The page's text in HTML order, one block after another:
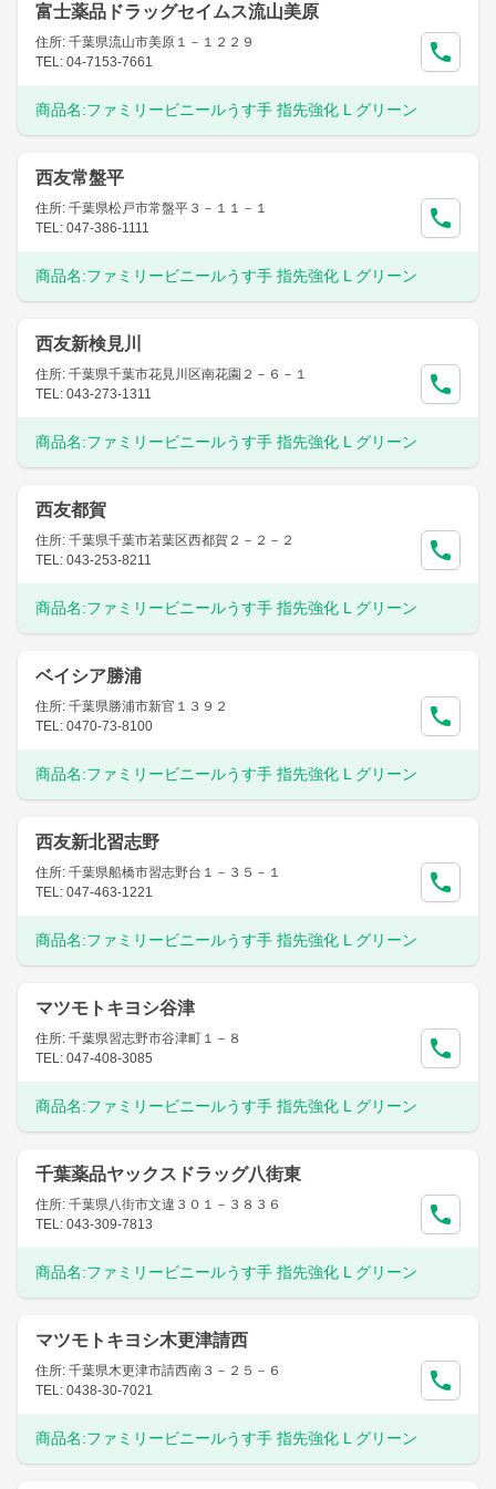
富士薬品ドラッグセイムス流山美原
住所: 千葉県流山市美原１－１２２９
TEL: 04-7153-7661
商品名:ファミリービニールうす手 指先強化 L グリーン
西友常盤平
住所: 千葉県松戸市常盤平３－１１－１
TEL: 047-386-1111
商品名:ファミリービニールうす手 指先強化 L グリーン
西友新検見川
住所: 千葉県千葉市花見川区南花園２－６－１
TEL: 043-273-1311
商品名:ファミリービニールうす手 指先強化 L グリーン
西友都賀
住所: 千葉県千葉市若葉区西都賀２－２－２
TEL: 043-253-8211
商品名:ファミリービニールうす手 指先強化 L グリーン
ベイシア勝浦
住所: 千葉県勝浦市新官１３９２
TEL: 0470-73-8100
商品名:ファミリービニールうす手 指先強化 L グリーン
西友新北習志野
住所: 千葉県船橋市習志野台１－３５－１
TEL: 047-463-1221
商品名:ファミリービニールうす手 指先強化 L グリーン
マツモトキヨシ谷津
住所: 千葉県習志野市谷津町１－８
TEL: 047-408-3085
商品名:ファミリービニールうす手 指先強化 L グリーン
千葉薬品ヤックスドラッグ八街東
住所: 千葉県八街市文違３０１－３８３６
TEL: 043-309-7813
商品名:ファミリービニールうす手 指先強化 L グリーン
マツモトキヨシ木更津請西
住所: 千葉県木更津市請西南３－２５－６
TEL: 0438-30-7021
商品名:ファミリービニールうす手 指先強化 L グリーン